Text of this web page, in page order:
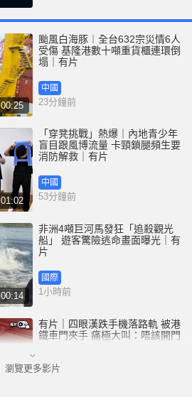
00:25
颱風白海豚︱全台632宗災情6人
受傷 基隆港數十噸重貨櫃連環倒
塌｜有片
中國
23分鐘前
01:02
「穿凳挑戰」熱爆｜內地青少年
盲目跟風博流量 卡頸鎖腿頻生要
消防解救｜有片
中國
53分鐘前
00:14
非洲4噸巨河馬發狂「追殺觀光
船」 遊客驚險逃命畫面曝光｜有
片
國際
1小時前
有片｜四眼漢跌手機落路軌 被港
鐵車門夾手 痛極大叫：唔該開門
港聞
瀏覽更多影片